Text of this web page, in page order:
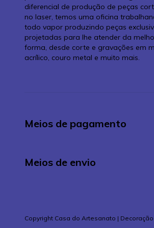
diferencial de produção de peças
no laser, temos uma oficina
todo vapor produzindo peças
projetadas para lhe atender da
forma, desde corte e gravações em
acrílico, couro metal e muito mais.
Meios de pagamento
Meios de envio
Copyright Casa do Artesanato |